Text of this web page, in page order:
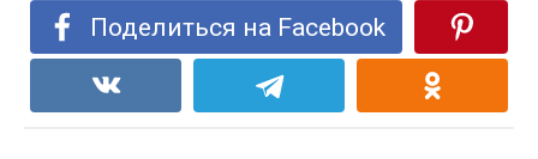
Поделиться на Facebook